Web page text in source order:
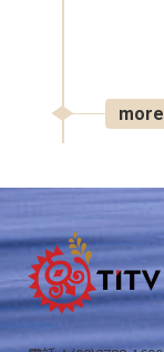
more